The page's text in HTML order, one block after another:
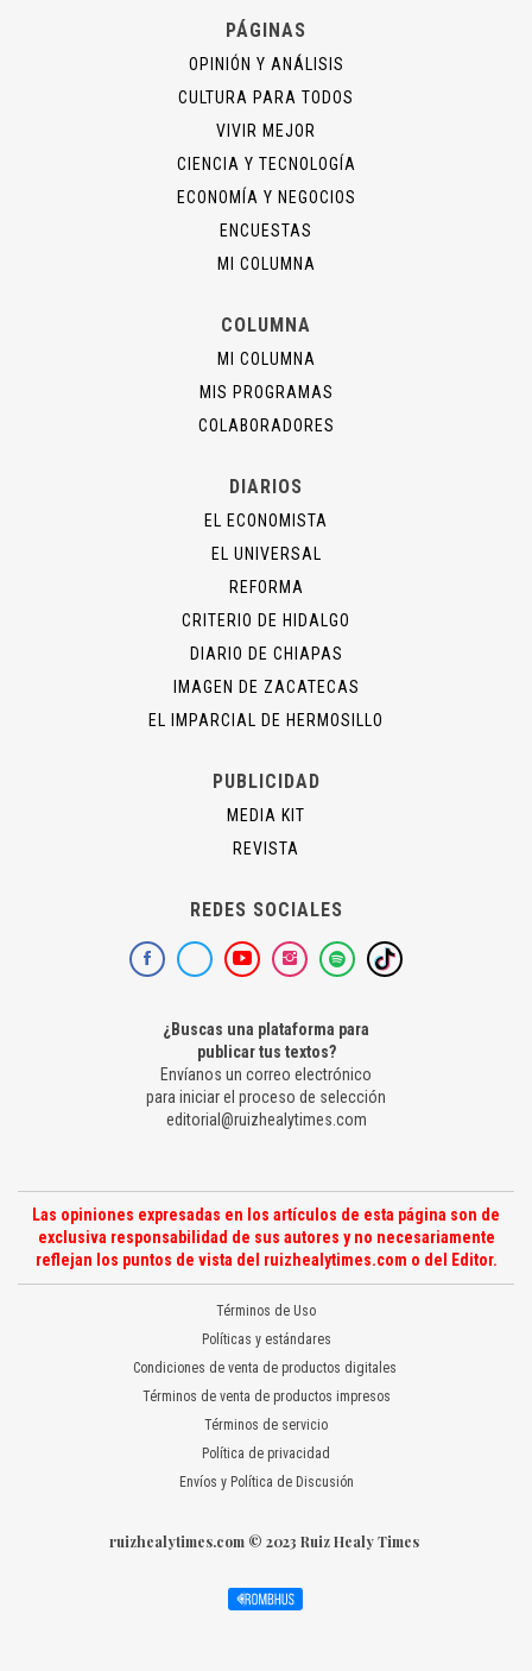
PÁGINAS
OPINIÓN Y ANÁLISIS
CULTURA PARA TODOS
VIVIR MEJOR
CIENCIA Y TECNOLOGÍA
ECONOMÍA Y NEGOCIOS
ENCUESTAS
MI COLUMNA
COLUMNA
MI COLUMNA
MIS PROGRAMAS
COLABORADORES
DIARIOS
EL ECONOMISTA
EL UNIVERSAL
REFORMA
CRITERIO DE HIDALGO
DIARIO DE CHIAPAS
IMAGEN DE ZACATECAS
EL IMPARCIAL DE HERMOSILLO
PUBLICIDAD
MEDIA KIT
REVISTA
REDES SOCIALES
¿Buscas una plataforma para
publicar tus textos?
Envíanos un correo electrónico
para iniciar el proceso de selección
editorial@ruizhealytimes.com
Las opiniones expresadas en los artículos de esta página son de
exclusiva responsabilidad de sus autores y no necesariamente
reflejan los puntos de vista del ruizhealytimes.com o del Editor.
Términos de Uso
Políticas y estándares
Condiciones de venta de productos digitales
Términos de venta de productos impresos
Términos de servicio
Política de privacidad
Envíos y Política de Discusión
ruizhealytimes.com © 2023 Ruiz Healy Times